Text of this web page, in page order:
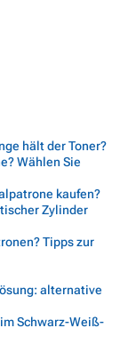
hält der Toner?
Wählen Sie
kaufen?
Zylinder
Tipps zur
alternative
Schwarz-Weiß-